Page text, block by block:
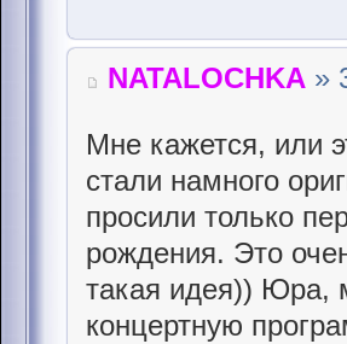
NATALOCHKA »
Мне кажется, или
стали намного
просили только
рождения. Это
такая идея)) Юра,
концертную